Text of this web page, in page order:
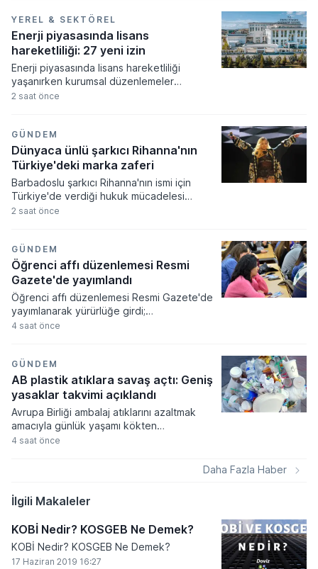
doğrultusunda revize edilen tahminler,
fiyatların orta ve uzun vadede tarihi
seviyeleri aşacağına işaret ediyor.
YEREL & SEKTÖREL
Enerji piyasasında lisans
hareketliliği: 27 yeni izin
Enerji piyasasında lisans hareketliliği
yaşanırken kurumsal düzenlemeler
resmiyet kazandı. Enerji piyasası
yeni faaliyet izinleri verilirken bazı
işletmelerin yetkileri iptal edildi.
2 saat önce
GÜNDEM
Dünyaca ünlü şarkıcı Rihanna'nın
Türkiye'deki marka zaferi
Barbadoslu şarkıcı Rihanna'nın ismi için
Türkiye'de verdiği hukuk mücadelesi
zaferle sonuçlandı. Mahkeme heyeti
tüketicilerde yanılgı uyandıracağı
gerekçesiyle iptal etti.
2 saat önce
GÜNDEM
Öğrenci affı düzenlemesi Resmi
Gazete'de yayımlandı
Öğrenci affı düzenlemesi Resmi Gazete'de
yayımlanarak yürürlüğe girdi;
üniversitelerinden ayrılanlara geri dönüş
mevzuata aykırı eğitim kurumu açanlara
ağır cezalar verilmesi kararlaştırıldı.
4 saat önce
GÜNDEM
AB plastik atıklara savaş açtı: Geniş
yasaklar takvimi açıklandı
Avrupa Birliği ambalaj atıklarını azaltmak
amacıyla günlük yaşamı kökten
değiştirecek geniş kapsamlı bir yasal
hedefleyen yeni kurallar, gıda
ambalajlarından havalimanı hizmetlerine
getiriyor.
4 saat önce
Daha Fazla Haber
İlgili Makaleler
KOBİ Nedir? KOSGEB Ne Demek?
KOBİ Nedir? KOSGEB Ne Demek?
17 Haziran 2019 16:27